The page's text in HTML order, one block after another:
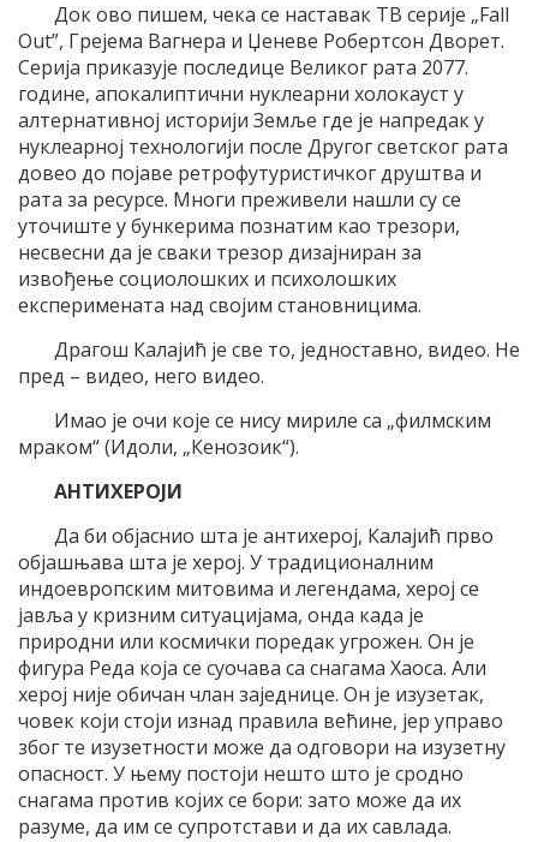
Док ово пишем, чека се наставак ТВ серије „Fall
Out”, Грејема Вагнера и Џеневе Робертсон Дворет.
Серија приказује последице Великог рата 2077.
године, апокалиптични нуклеарни холокауст у
алтернативној историји Земље где је напредак у
нуклеарној технологији после Другог светског рата
довео до појаве ретрофутуристичког друштва и
рата за ресурсе. Многи преживели нашли су се
уточиште у бункерима познатим као трезори,
несвесни да је сваки трезор дизајниран за
извођење социолошких и психолошких
експеримената над својим становницима.
Драгош Калајић је све то, једноставно, видео. Не
пред – видео, него видео.
Имао је очи које се нису мириле са „филмским
мраком“ (Идоли, „Кенозоик“).
АНТИХЕРОЈИ
Да би објаснио шта је антихерој, Калајић прво
објашњава шта је херој. У традиционалним
индоевропским митовима и легендама, херој се
јавља у кризним ситуацијама, онда када је
природни или космички поредак угрожен. Он је
фигура Реда која се суочава са снагама Хаоса. Али
херој није обичан члан заједнице. Он је изузетак,
човек који стоји изнад правила већине, јер управо
због те изузетности може да одговори на изузетну
опасност. У њему постоји нешто што је сродно
снагама против којих се бори: зато може да их
разуме, да им се супротстави и да их савлада.